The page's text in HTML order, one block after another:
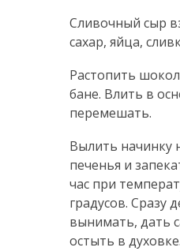
Сливочный сыр
сахар, яйца,
Растопить
бане. Влить в
перемешать.
Вылить начинку
печенья и
час при
градусов. Сразу
вынимать, дать
остыть в духовке.